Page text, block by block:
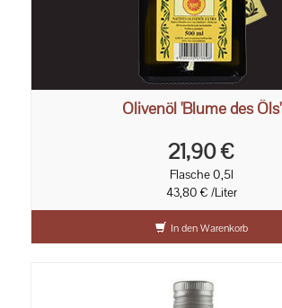
Olivenöl 'Blume des Öls'
21,90 €
Flasche 0,5l
43,80 € /Liter
In den Warenkorb